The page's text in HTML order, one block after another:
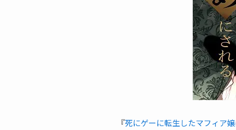
『死にゲーに転生したマフィア